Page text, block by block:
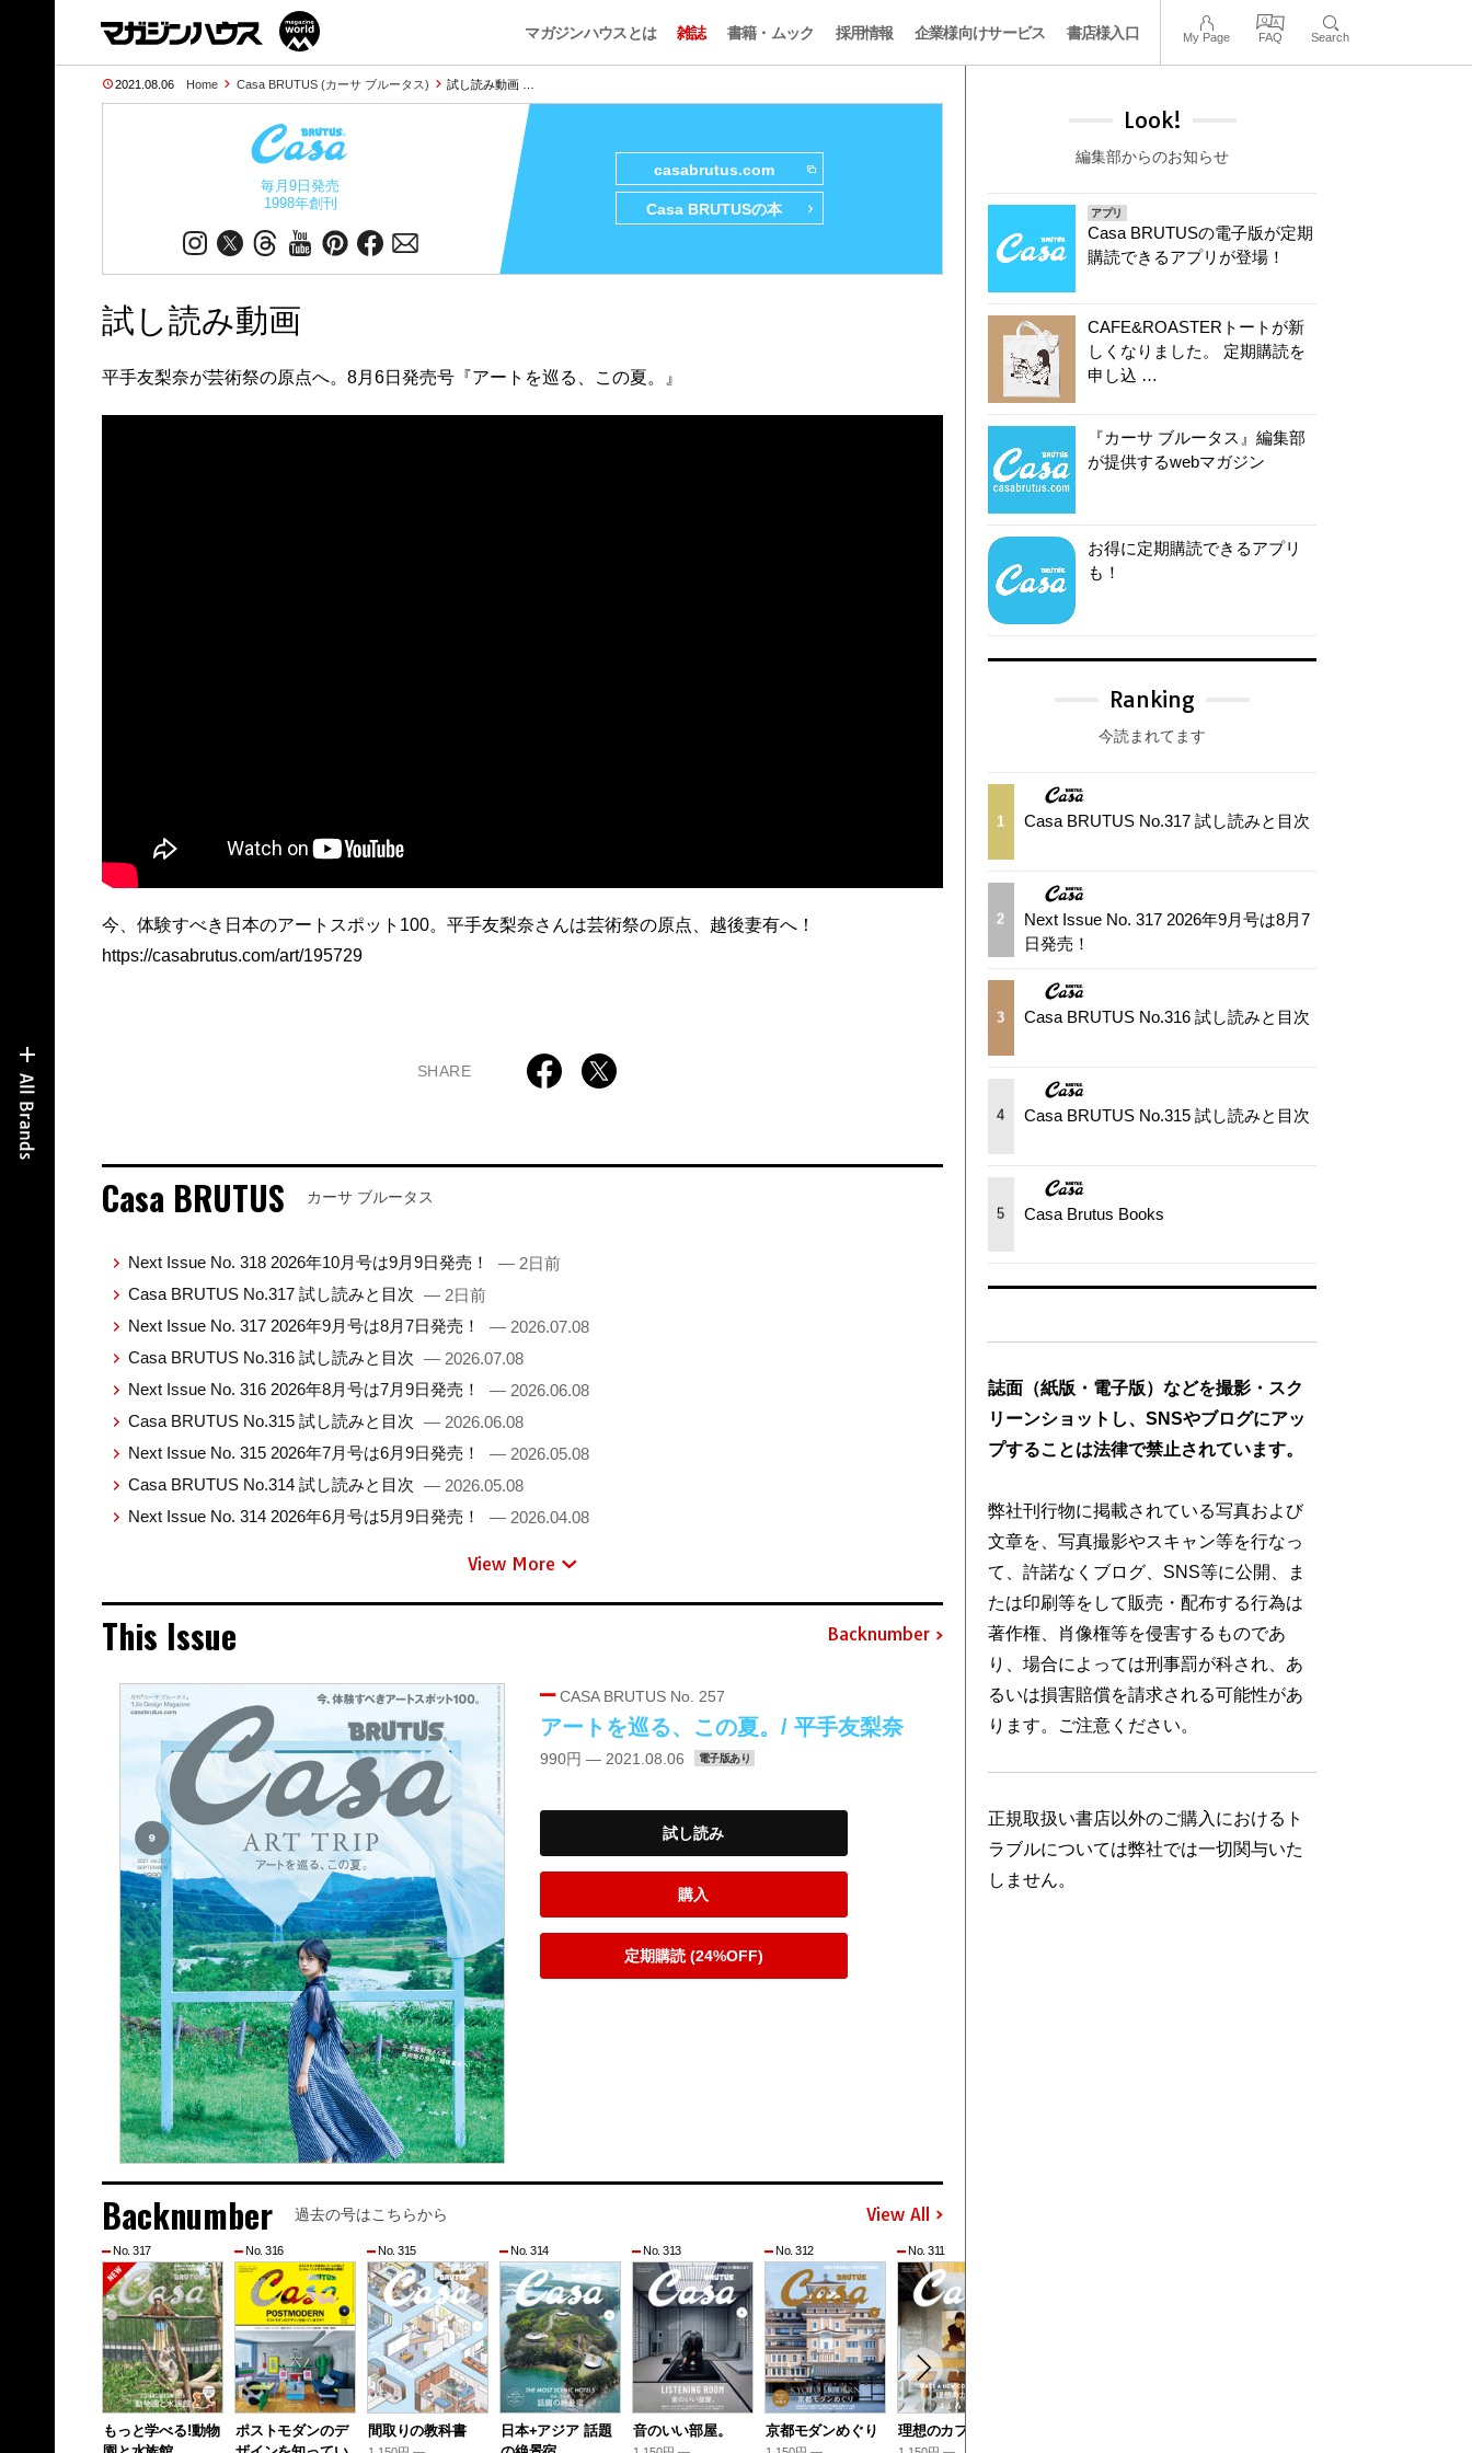
マガジンハウスとは 雑誌 書籍・ムック 採用情報 企業様向けサービス 書店様入口 My Page FAQ Search
2021.08.06 Home Casa BRUTUS (カーサ ブルータス) 試し読み動画 …
毎月9日発売
1998年創刊
casabrutus.com
Casa BRUTUSの本
試し読み動画
平手友梨奈が芸術祭の原点へ。8月6日発売号『アートを巡る、この夏。』
今、体験すべき日本のアートスポット100。平手友梨奈さんは芸術祭の原点、越後妻有へ！
https://casabrutus.com/art/195729
SHARE
Casa BRUTUS カーサ ブルータス
Next Issue No. 318 2026年10月号は9月9日発売！
— 2日前
Casa BRUTUS No.317 試し読みと目次 — 2日前
Next Issue No. 317 2026年9月号は8月7日発売！
— 2026.07.08
Casa BRUTUS No.316 試し読みと目次 — 2026.07.08
Next Issue No. 316 2026年8月号は7月9日発売！
— 2026.06.08
Casa BRUTUS No.315 試し読みと目次 — 2026.06.08
Next Issue No. 315 2026年7月号は6月9日発売！
— 2026.05.08
Casa BRUTUS No.314 試し読みと目次 — 2026.05.08
Next Issue No. 314 2026年6月号は5月9日発売！
— 2026.04.08
View More
This Issue Backnumber
CASA BRUTUS No. 257
アートを巡る、この夏。/ 平手友梨奈
990円 — 2021.08.06 電子版あり
試し読み
購入
定期購読 (24%OFF)
Backnumber 過去の号はこちらから View All
No. 317
もっと学べる!動物
No. 316
ポストモダンのデ
No. 315
間取りの教科書
No. 314
日本+アジア 話題
No. 313
音のいい部屋。
No. 312
京都モダンめぐり
No. 311
理想のカフェ
Look!
編集部からのお知らせ
アプリ
Casa BRUTUSの電子版が定期
購読できるアプリが登場！
CAFE&ROASTERトートが新
しくなりました。 定期購読を
申し込 …
『カーサ ブルータス』編集部
が提供するwebマガジン
お得に定期購読できるアプリ
も！
Ranking
今読まれてます
1 Casa BRUTUS No.317 試し読みと目次
2
Next Issue No. 317 2026年9月号は8月7
日発売！
3 Casa BRUTUS No.316 試し読みと目次
4 Casa BRUTUS No.315 試し読みと目次
5 Casa Brutus Books
誌面（紙版・電子版）などを撮影・スク
リーンショットし、SNSやブログにアッ
プすることは法律で禁止されています。
弊社刊行物に掲載されている写真および
文章を、写真撮影やスキャン等を行なっ
て、許諾なくブログ、SNS等に公開、ま
たは印刷等をして販売・配布する行為は
著作権、肖像権等を侵害するものであ
り、場合によっては刑事罰が科され、あ
るいは損害賠償を請求される可能性があ
ります。ご注意ください。
正規取扱い書店以外のご購入におけるト
ラブルについては弊社では一切関与いた
しません。